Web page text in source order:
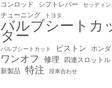
コンロッド シフトレバー セッティン
チューニング トヨタ
バルブシートカ
ター
バルブシートカット ピストン ホンダ
ワンオフ 修理
四連スロットル
新製品
特注 現車合わせ